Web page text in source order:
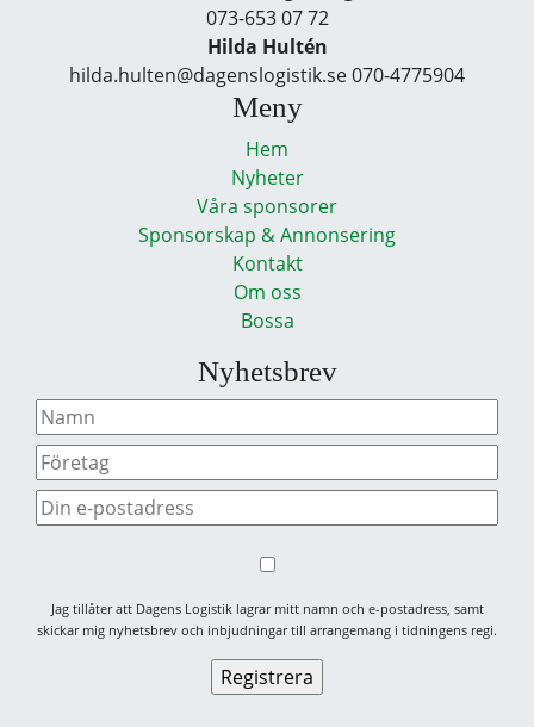
073-653 07 72
Hilda Hultén
hilda.hulten@dagenslogistik.se 070-4775904
Meny
Hem
Nyheter
Våra sponsorer
Sponsorskap & Annonsering
Kontakt
Om oss
Bossa
Nyhetsbrev
Jag tillåter att Dagens Logistik lagrar mitt namn och e-postadress, samt
skickar mig nyhetsbrev och inbjudningar till arrangemang i tidningens regi.